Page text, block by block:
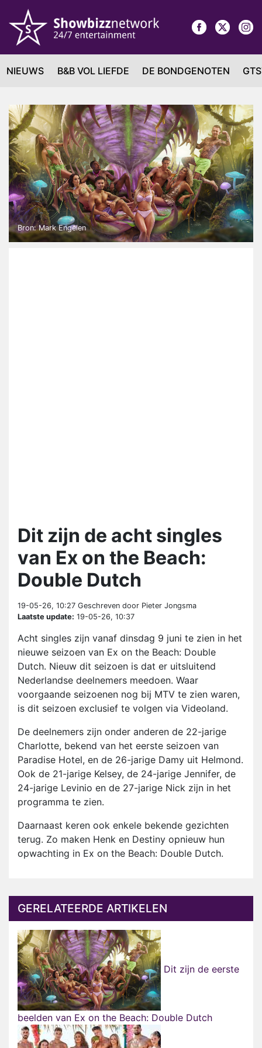
NIEUWS B&B VOL LIEFDE DE BONDGENOTEN
Bron: Mark Engelen
Dit zijn de acht singles
van Ex on the Beach:
Double Dutch
19-05-26, 10:27 Geschreven door Pieter Jongsma
Laatste update: 19-05-26, 10:37
Acht singles zijn vanaf dinsdag 9 juni te zien in het
nieuwe seizoen van Ex on the Beach: Double
Dutch. Nieuw dit seizoen is dat er uitsluitend
Nederlandse deelnemers meedoen. Waar
voorgaande seizoenen nog bij MTV te zien waren,
is dit seizoen exclusief te volgen via Videoland.
De deelnemers zijn onder anderen de 22-jarige
Charlotte, bekend van het eerste seizoen van
Paradise Hotel, en de 26-jarige Damy uit Helmond.
Ook de 21-jarige Kelsey, de 24-jarige Jennifer, de
24-jarige Levinio en de 27-jarige Nick zijn in het
programma te zien.
Daarnaast keren ook enkele bekende gezichten
terug. Zo maken Henk en Destiny opnieuw hun
opwachting in Ex on the Beach: Double Dutch.
GERELATEERDE ARTIKELEN
Dit zijn de eerste
beelden van Ex on the Beach: Double Dutch